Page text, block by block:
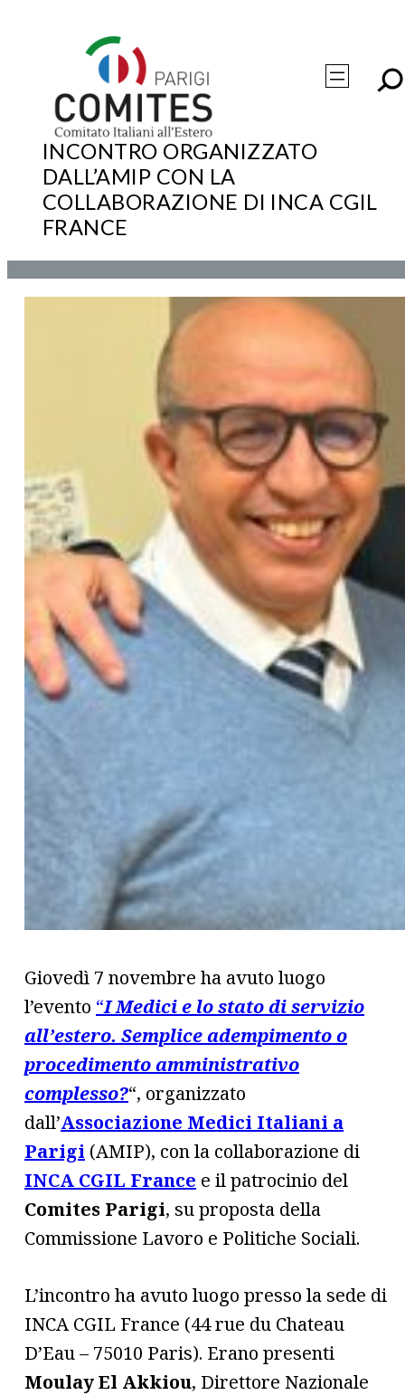
ATTIVITÀ/
INCONTRO ORGANIZZATO
DALL’AMIP CON LA
COLLABORAZIONE DI INCA CGIL
FRANCE
Giovedì 7 novembre ha avuto luogo
l’evento “I Medici e lo stato di servizio
all’estero. Semplice adempimento o
procedimento amministrativo
complesso?“, organizzato
dall’Associazione Medici Italiani a
Parigi (AMIP), con la collaborazione di
INCA CGIL France e il patrocinio del
Comites Parigi, su proposta della
Commissione Lavoro e Politiche Sociali.
L’incontro ha avuto luogo presso la sede di
INCA CGIL France (44 rue du Chateau
D’Eau – 75010 Paris). Erano presenti
Moulay El Akkiou, Direttore Nazionale